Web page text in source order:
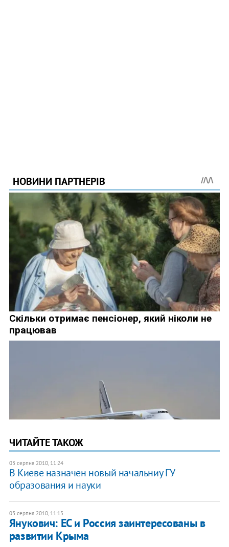
ЧИТАЙТЕ ТАКОЖ
03 серпня 2010, 11:24
В Киеве назначен новый начальниу ГУ
образования и науки
03 серпня 2010, 11:15
Янукович: ЕС и Россия заинтересованы в
развитии Крыма